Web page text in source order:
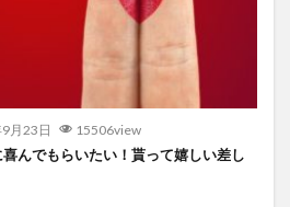
月23日 15506view
んでもらいたい！貰って嬉しい差し